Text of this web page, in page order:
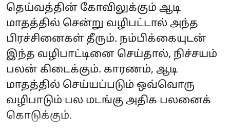
தெய்வத்தின் கோவிலுக்கும் ஆடி
மாதத்தில் சென்று வழிபட்டால் அந்த
பிரச்சினைகள் தீரும். நம்பிக்கையுடன்
இந்த வழிபாட்டினை செய்தால், நிச்சயம்
பலன் கிடைக்கும். காரணம், ஆடி
மாதத்தில் செய்யப்படும் ஒவ்வொரு
வழிபாடும் பல மடங்கு அதிக பலனைக்
கொடுக்கும்.